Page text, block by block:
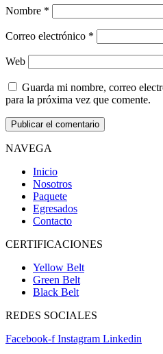
Nombre *
Correo electrónico *
Web
Guarda mi nombre, correo
para la próxima vez que comente.
NAVEGA
Inicio
Nosotros
Paquete
Egresados
Contacto
CERTIFICACIONES
Yellow Belt
Green Belt
Black Belt
REDES SOCIALES
Facebook-f Instagram Linkedin